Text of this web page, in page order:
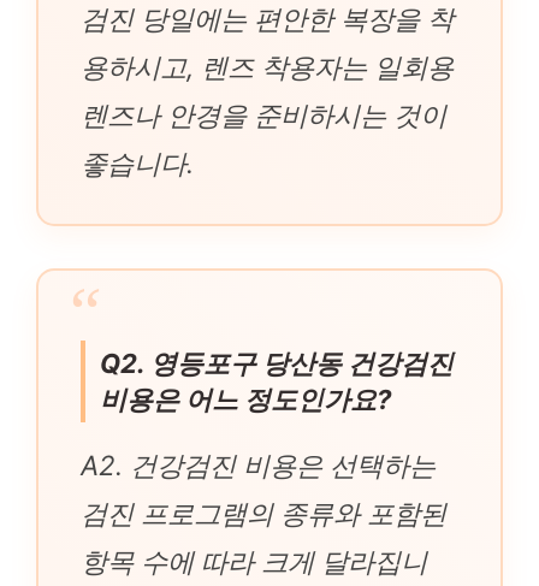
검진 당일에는 편안한 복장을 착
용하시고, 렌즈 착용자는 일회용
렌즈나 안경을 준비하시는 것이
좋습니다.
Q2. 영등포구 당산동 건강검진
비용은 어느 정도인가요?
A2. 건강검진 비용은 선택하는
검진 프로그램의 종류와 포함된
항목 수에 따라 크게 달라집니